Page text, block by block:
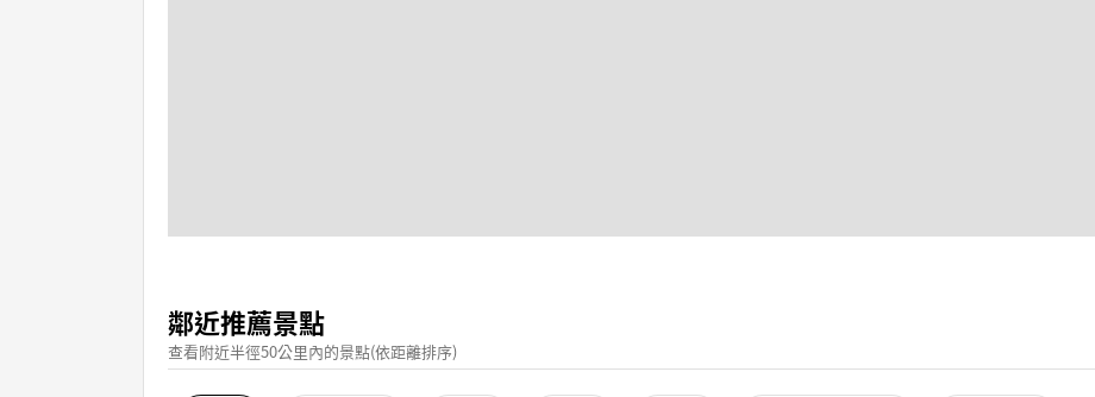
鄰近推薦景點
查看附近半徑50公里內的景點(依距離排序)